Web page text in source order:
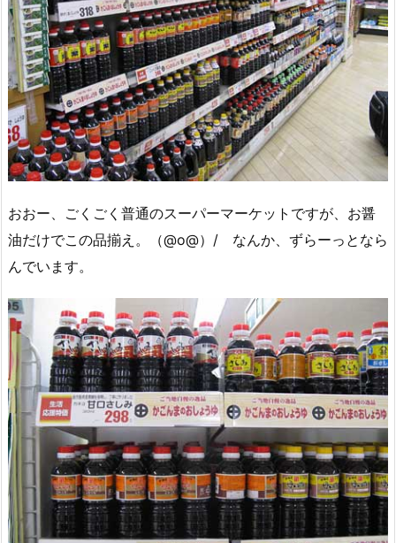
おおー、ごくごく普通のスーパーマーケットですが、お醤
油だけでこの品揃え。（@o@）/ なんか、ずらーっとなら
んでいます。